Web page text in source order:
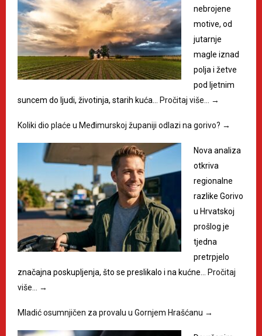
nebrojene
motive, od
jutarnje
magle iznad
polja i žetve
pod ljetnim
suncem do ljudi, životinja, starih kuća…
Pročitaj više… →
Koliki dio plaće u Međimurskoj županiji odlazi na gorivo? →
Nova analiza
otkriva
regionalne
razlike Gorivo
u Hrvatskoj
prošlog je
tjedna
pretrpjelo
značajna poskupljenja, što se preslikalo i na kućne…
Pročitaj
više…
→
Mladić osumnjičen za provalu u Gornjem Hrašćanu →